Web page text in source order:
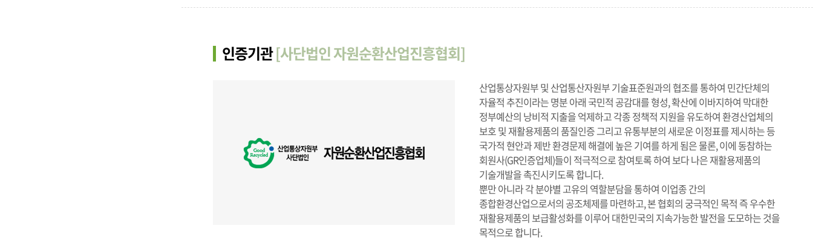
인증기관[사단법인 자원순환산업진흥협회]
산업통상자원부 및 산업통산자원부 기술표준원과의 협조를 통하여 민간단체의
자율적 추진이라는 명분 아래 국민적 공감대를 형성, 확산에 이바지하여 막대한
정부예산의 낭비적 지출을 억제하고 각종 정책적 지원을 유도하여 환경산업체의
보호 및 재활용제품의 품질인증 그리고 유통부분의 새로운 이정표를 제시하는 등
국가적 현안과 제반 환경문제 해결에 높은 기여를 하게 됨은 물론, 이에 동참하는
회원사(GR인증업체)들이 적극적으로 참여토록 하여 보다 나은 재활용제품의
기술개발을 촉진시키도록 합니다.
뿐만 아니라 각 분야별 고유의 역할분담을 통하여 이업종 간의
종합환경산업으로서의 공조체제를 마련하고, 본 협회의 궁극적인 목적 즉 우수한
재활용제품의 보급활성화를 이루어 대한민국의 지속가능한 발전을 도모하는 것을
목적으로 합니다.